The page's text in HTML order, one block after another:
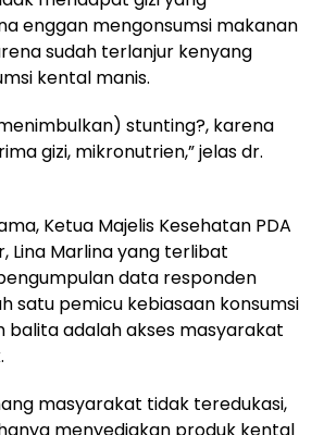
enggan mengonsumsi makanan
sudah terlanjur kenyang
kental manis.
stunting?, karena
gizi, mikronutrien,” jelas dr.
Ketua Majelis Kesehatan PDA
Lina Marlina yang terlibat
data responden
satu pemicu kebiasaan konsumsi
balita adalah akses masyarakat
masyarakat tidak teredukasi,
menyediakan produk kental